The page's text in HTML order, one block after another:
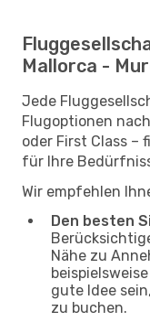
Mallorca -
Jede
Flugoptionen
oder First Class –
für Ihre
Wir empfehlen
Den besten
Nähe zu
gute Idee
zu buchen.